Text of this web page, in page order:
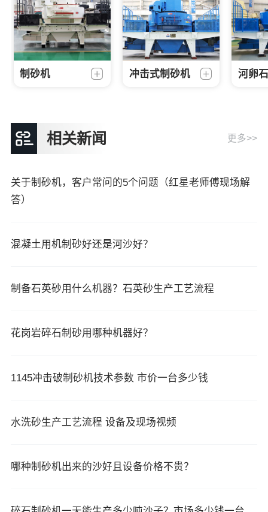
制砂机 冲击式制砂机 河卵
相关新闻 更多>>
关于制砂机，客户常问的5个问题（红星老师傅现场解
答）
混凝土用机制砂好还是河沙好？
制备石英砂用什么机器？石英砂生产工艺流程
花岗岩碎石制砂用哪种机器好？
1145冲击破制砂机技术参数 市价一台多少钱
水洗砂生产工艺流程 设备及现场视频
哪种制砂机出来的沙好且设备价格不贵？